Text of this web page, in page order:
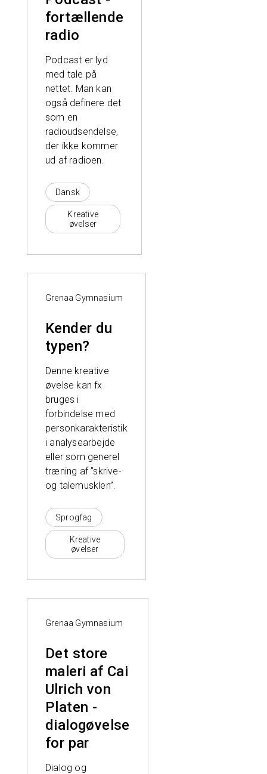
fortællende
radio
Podcast er lyd
med tale på
nettet. Man kan
også definere det
som en
radioudsendelse,
der ikke kommer
ud af radioen.
Dansk
Kreative
øvelser
Grenaa Gymnasium
Kender du
typen?
Denne kreative
øvelse kan fx
bruges i
forbindelse med
personkarakteristik
i analysearbejde
eller som generel
træning af ”skrive-
og talemusklen”.
Sprogfag
Kreative
øvelser
Grenaa Gymnasium
Det store
maleri af Cai
Ulrich von
Platen -
dialogøvelse
for par
Dialog og